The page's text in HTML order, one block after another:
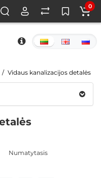
0
Vidaus kanalizacijos detalės
Numatytasis